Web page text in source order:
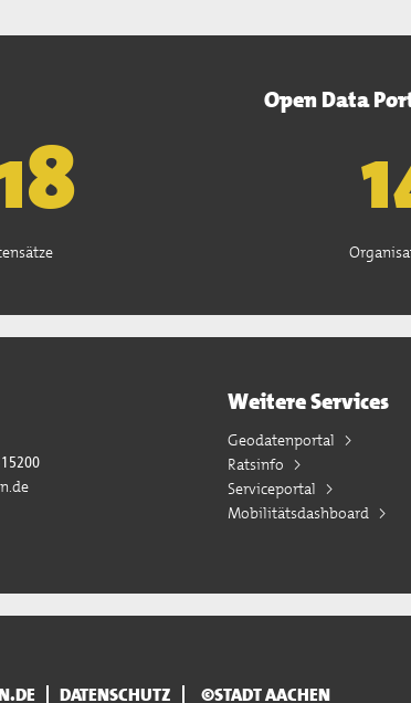
Open Data
Weitere Services
Geodatenportal
Ratsinfo
Serviceportal
Mobilitätsdashboard
DATENSCHUTZ ©STADT AACHEN